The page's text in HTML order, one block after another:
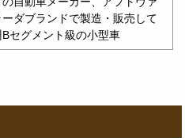
ダブランドで製造・販売して
Bセグメント級の小型車